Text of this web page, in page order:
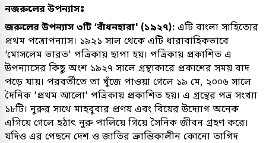
নজরুলের উপন্যাসঃ
জরুলের উপন্যাস ৩টি ‘বাঁধনহারা' (১৯২৭): এটি বাংলা সাহিত্যের
প্রথম পত্রোপন্যাস। ১৯২১ সাল থেকে এটি ধারাবাহিকভাবে
‘মোসলেম ভারত' পত্রিকায় ছাপা হয়। পত্রিকায় প্রকাশিত এ
উপন্যাসের কিছু অংশ ১৯২৭ সালে গ্রন্থাকারে প্রকাশের সময় বাদ
পড়ে যায়। পরবর্তীতে তা খুঁজে পাওয়া গেলে ১৯ মে, ২০০৬ সালে
দৈনিক 'প্রথম আলো' পত্রিকায় প্রকাশিত হয়। এ গ্রন্থের পত্র সংখ্যা
১৮টি। নুরুর সাথে মাহবুবার প্রণয় এবং বিয়ের উদ্যোগ অনেক
এগিয়ে গেলে হঠাৎ নুরু পালিয়ে গিয়ে সৈনিক জীবন গ্রহণ করে।
যদিও এর পেছনে দেশ ও জাতির ক্রান্তিকালীন কোনো তাগিদ